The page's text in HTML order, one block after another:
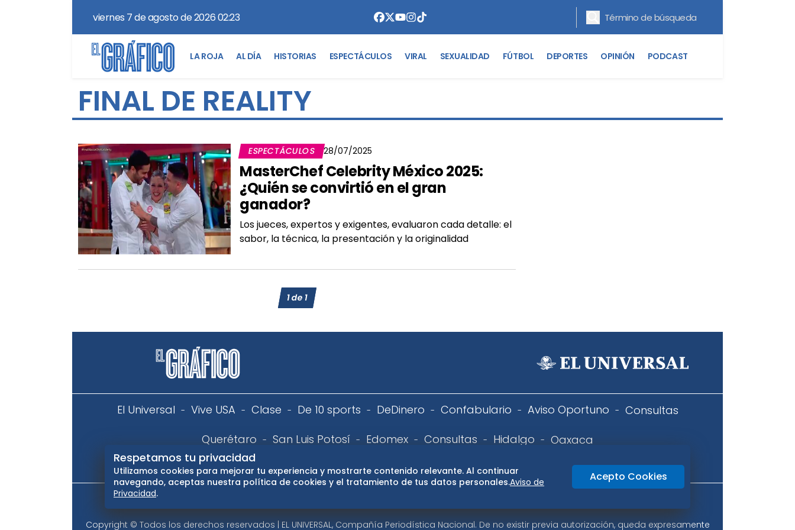
viernes 7 de agosto de 2026 02:23
LA ROJA AL DÍA HISTORIAS ESPECTÁCULOS VIRAL SEXUALIDAD FÚTBOL DEPORTES OPINIÓN PODCAST
FINAL DE REALITY
ESPECTÁCULOS 28/07/2025
MasterChef Celebrity México 2025:
¿Quién se convirtió en el gran
ganador?
Los jueces, expertos y exigentes, evaluaron cada detalle: el
sabor, la técnica, la presentación y la originalidad
1de1
El Universal Vive USA Clase De 10 sports DeDinero Confabulario Aviso Oportuno
Consultas
Querétaro
San Luis Potosí Edomex Consultas Hidalgo Oaxaca
Aviso de privacidad Directorio Términos y Condiciones Publicidad
Copyright © Todos los derechos reservados | EL UNIVERSAL, Compañía Periodística Nacional. De no existir previa autorización, queda expresamente
Respetamos tu privacidad
Utilizamos cookies para mejorar tu experiencia y mostrarte contenido relevante. Al continuar
navegando, aceptas nuestra política de cookies y el tratamiento de tus datos personales.Aviso de
Privacidad.
Acepto Cookies